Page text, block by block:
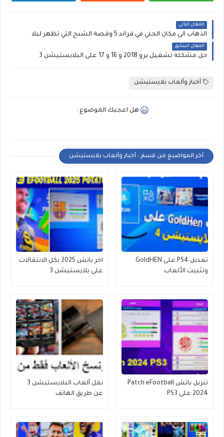
المقال التالي
الذهاب الى مكان الجني في قراند 5 وقصة الشبح التي تظهر ليلا
المقال السابق
حل مشكلة تشغيل برو 2018 و 16 و 17 على البلايستيشن 3
أخبار وألعاب بلايستيشن
هل اعجبك الموضوع :
أخر المواضيع من قسم : أخبار وألعاب بلايستيشن
تعديل PS4 على GoldHEN
وتثبيت الألعاب
اخر باتش 2025 بكل الانتقالات
على بلايستيشن 3
تنزيل باتش Patch eFootball
2024 على PS3
نقل ألعاب البلايستيشن 3
عن طريق الهاتف